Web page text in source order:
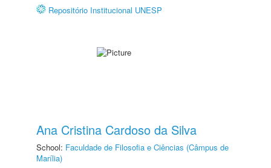
Repositório Institucional UNESP
Ana Cristina Cardoso da Silva
School: Faculdade de Filosofia e Ciências (Câmpus de
Marília)